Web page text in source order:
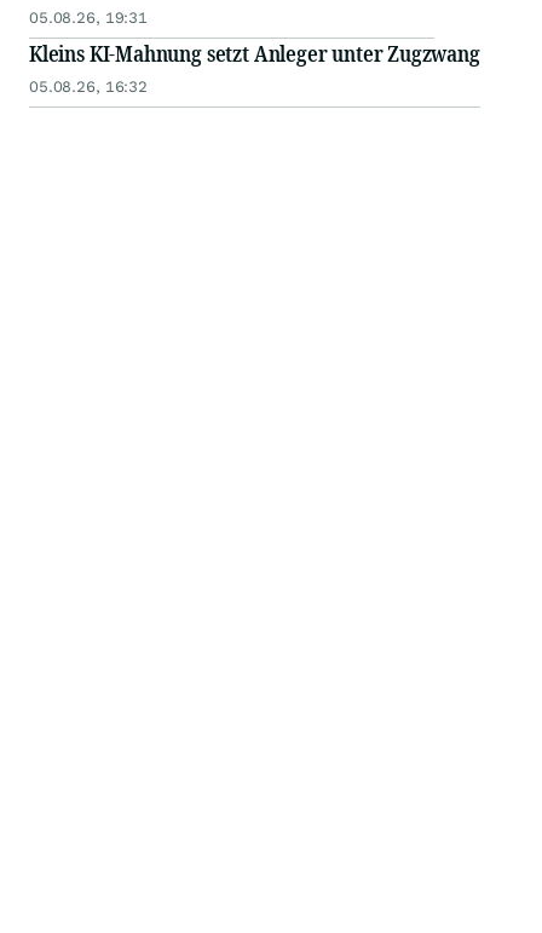
05.08.26, 19:31
Kleins KI-Mahnung setzt Anleger unter Zugzwang
05.08.26, 16:32